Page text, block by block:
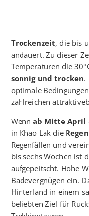
Trockenzeit, die bis
andauert. Zu dieser
Temperaturen die
sonnig und trocken.
optimale
zahlreichen
Wennab Mitte April
in Khao Lak die
Regenfällen und
bis sechs Wochen ist
aufgepeitscht. Hohe
Badevergnügen ein.
Hinterland in einem
beliebten Ziel für